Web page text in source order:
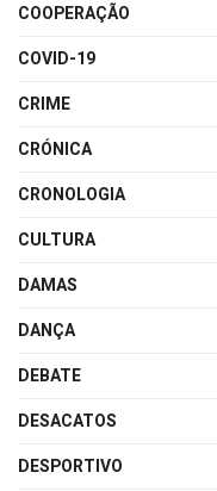
COOPERAÇÃO
COVID-19
CRIME
CRÓNICA
CRONOLOGIA
CULTURA
DAMAS
DANÇA
DEBATE
DESACATOS
DESPORTIVO